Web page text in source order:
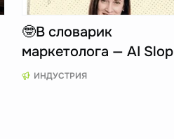
🤓В словарик
маркетолога — AI Slop
ИНДУСТРИЯ